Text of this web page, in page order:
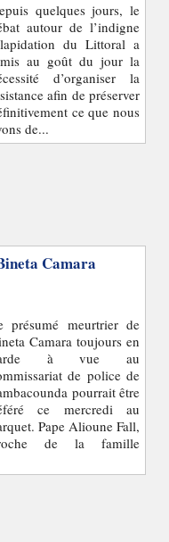
quelques jours, le
autour de l’indigne
du Littoral a
au goût du jour la
d’organiser la
afin de préserver
ce que nous
de...
Camara
présumé meurtrier de
Camara toujours en
à vue au
de police de
pourrait être
ce mercredi au
Pape Alioune Fall,
de la famille